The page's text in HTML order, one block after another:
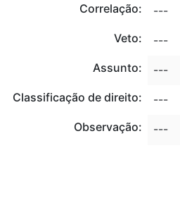
Correlação:
---
Veto:
---
Assunto:
---
Classificação de direito:
---
Observação:
---